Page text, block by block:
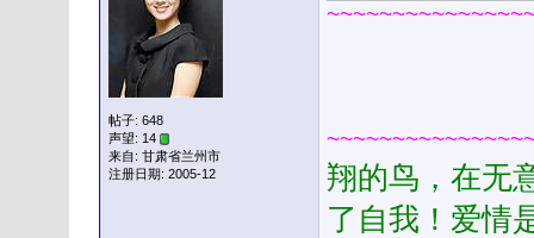
帖子: 648
声望: 14
来自: 甘肃省兰州市
注册日期: 2005-12
翔的鸟，在无
了自我！爱情